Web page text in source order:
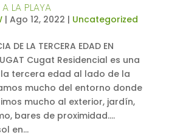
LA PLAYA
| Ago 12, 2022 | Uncategorized
DE LA TERCERA EDAD EN
Cugat Residencial es una
tercera edad al lado de la
mucho del entorno donde
mucho al exterior, jardín,
bares de proximidad….
en...